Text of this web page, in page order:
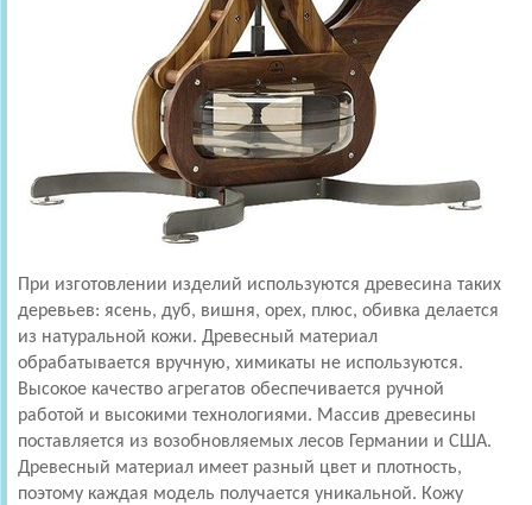
При изготовлении изделий используются древесина таких
деревьев: ясень, дуб, вишня, орех, плюс, обивка делается
из натуральной кожи. Древесный материал
обрабатывается вручную, химикаты не используются.
Высокое качество агрегатов обеспечивается ручной
работой и высокими технологиями. Массив древесины
поставляется из возобновляемых лесов Германии и США.
Древесный материал имеет разный цвет и плотность,
поэтому каждая модель получается уникальной. Кожу